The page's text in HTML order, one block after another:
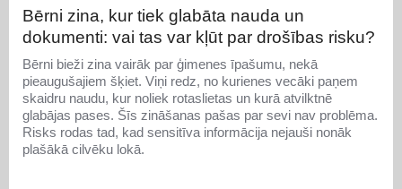
Bērni zina, kur tiek glabāta nauda un
dokumenti: vai tas var kļūt par drošības risku?
Bērni bieži zina vairāk par ģimenes īpašumu, nekā
pieaugušajiem šķiet. Viņi redz, no kurienes vecāki paņem
skaidru naudu, kur noliek rotaslietas un kurā atvilktnē
glabājas pases. Šīs zināšanas pašas par sevi nav problēma.
Risks rodas tad, kad sensitīva informācija nejauši nonāk
plašākā cilvēku lokā.